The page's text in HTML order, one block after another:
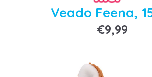
Veado Feena,
€9,99